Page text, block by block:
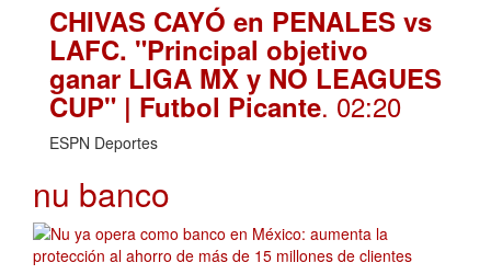
CHIVAS CAYÓ en PENALES vs
LAFC. "Principal objetivo
ganar LIGA MX y NO LEAGUES
CUP" | Futbol Picante. 02:20
ESPN Deportes
nu banco